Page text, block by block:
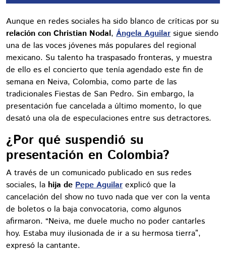
Aunque en redes sociales ha sido blanco de críticas por su
relación con Christian Nodal, Ángela Aguilar sigue siendo
una de las voces jóvenes más populares del regional
mexicano. Su talento ha traspasado fronteras, y muestra
de ello es el concierto que tenía agendado este fin de
semana en Neiva, Colombia, como parte de las
tradicionales Fiestas de San Pedro. Sin embargo, la
presentación fue cancelada a último momento, lo que
desató una ola de especulaciones entre sus detractores.
¿Por qué suspendió su
presentación en Colombia?
A través de un comunicado publicado en sus redes
sociales, la hija de Pepe Aguilar explicó que la
cancelación del show no tuvo nada que ver con la venta
de boletos o la baja convocatoria, como algunos
afirmaron. “Neiva, me duele mucho no poder cantarles
hoy. Estaba muy ilusionada de ir a su hermosa tierra”,
expresó la cantante.